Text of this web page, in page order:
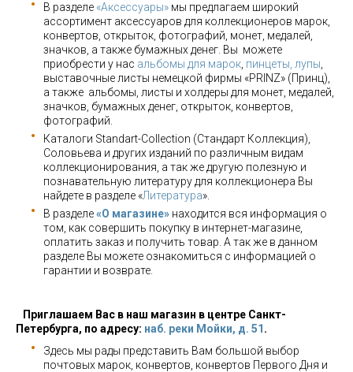
В разделе «Аксессуары» мы предлагаем широкий
ассортимент аксессуаров для коллекционеров марок,
конвертов, открыток, фотографий, монет, медалей,
значков, а также бумажных денег. Вы можете
приобрести у нас альбомы для марок пинцеты, лупы
выставочные листы немецкой фирмы «PRINZ» (Принц),
а также альбомы, листы и холдеры для монет, медалей,
значков, бумажных денег, открыток, конвертов,
фотографий.
Каталоги Standart-Collection (Стандарт Коллекция),
Соловьева и других изданий по различным видам
коллекционирования, а так же другую полезную и
познавательную литературу для коллекционера Вы
найдете в разделе «Литература».
В разделе«О магазине» находится вся информация о
том, как совершить покупку в интернет-магазине,
оплатить заказ и получить товар. А так же в данном
разделе Вы можете ознакомиться с информацией о
гарантии и возврате.
Приглашаем Вас в наш магазин в центре Санкт-
Петербурга, по адресу: наб. реки Мойки, д. 51 .
Здесь мы рады представить Вам большой выбор
почтовых марок, конвертов, конвертов Первого Дня и